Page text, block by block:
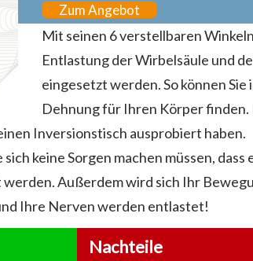
Zum Angebot
Mit seinen 6 verstellbaren
Entlastung der Wirbelsäule und
eingesetzt werden. So können
Dehnung für Ihren Körper finden.
Inversionstisch ausprobiert haben.
keine Sorgen machen müssen, dass
Außerdem wird sich Ihr
Ihre Nerven werden entlastet!
Nachteile